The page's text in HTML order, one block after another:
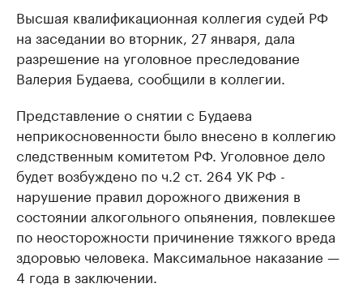
Высшая квалификационная коллегия судей РФ
на заседании во вторник, 27 января, дала
разрешение на уголовное преследование
Валерия Будаева, сообщили в коллегии.
Представление о снятии с Будаева
неприкосновенности было внесено в коллегию
следственным комитетом РФ. Уголовное дело
будет возбуждено по ч.2 ст. 264 УК РФ -
нарушение правил дорожного движения в
состоянии алкогольного опьянения, повлекшее
по неосторожности причинение тяжкого вреда
здоровью человека. Максимальное наказание —
4 года в заключении.